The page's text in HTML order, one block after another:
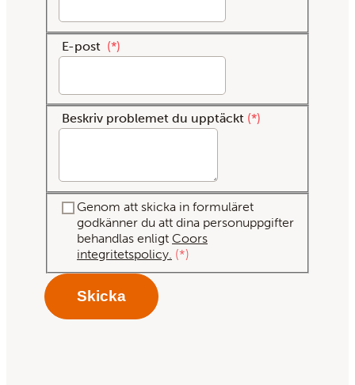
E-post *
Beskriv problemet du upptäckt *
Genom att skicka in formuläret
godkänner du att dina personuppgifter
behandlas enligtCoors
integritetspolicy. *